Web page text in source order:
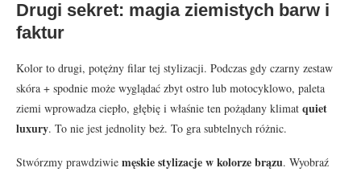
Drugi sekret: magia ziemistych barw i
faktur
Kolor to drugi, potężny filar tej stylizacji. Podczas gdy czarny zestaw
skóra + spodnie może wyglądać zbyt ostro lub motocyklowo, paleta
ziemi wprowadza ciepło, głębię i właśnie ten pożądany klimat quiet
luxury. To nie jest jednolity beż. To gra subtelnych różnic.
Stwórzmy prawdziwie męskie stylizacje w kolorze brązu. Wyobraź